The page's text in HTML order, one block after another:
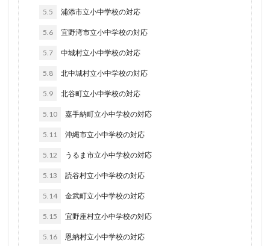
5.5 浦添市立小中学校の対応
5.6 宜野湾市立小中学校の対応
5.7 中城村立小中学校の対応
5.8 北中城村立小中学校の対応
5.9 北谷町立小中学校の対応
5.10 嘉手納町立小中学校の対応
5.11 沖縄市立小中学校の対応
5.12 うるま市立小中学校の対応
5.13 読谷村立小中学校の対応
5.14 金武町立小中学校の対応
5.15 宜野座村立小中学校の対応
5.16 恩納村立小中学校の対応